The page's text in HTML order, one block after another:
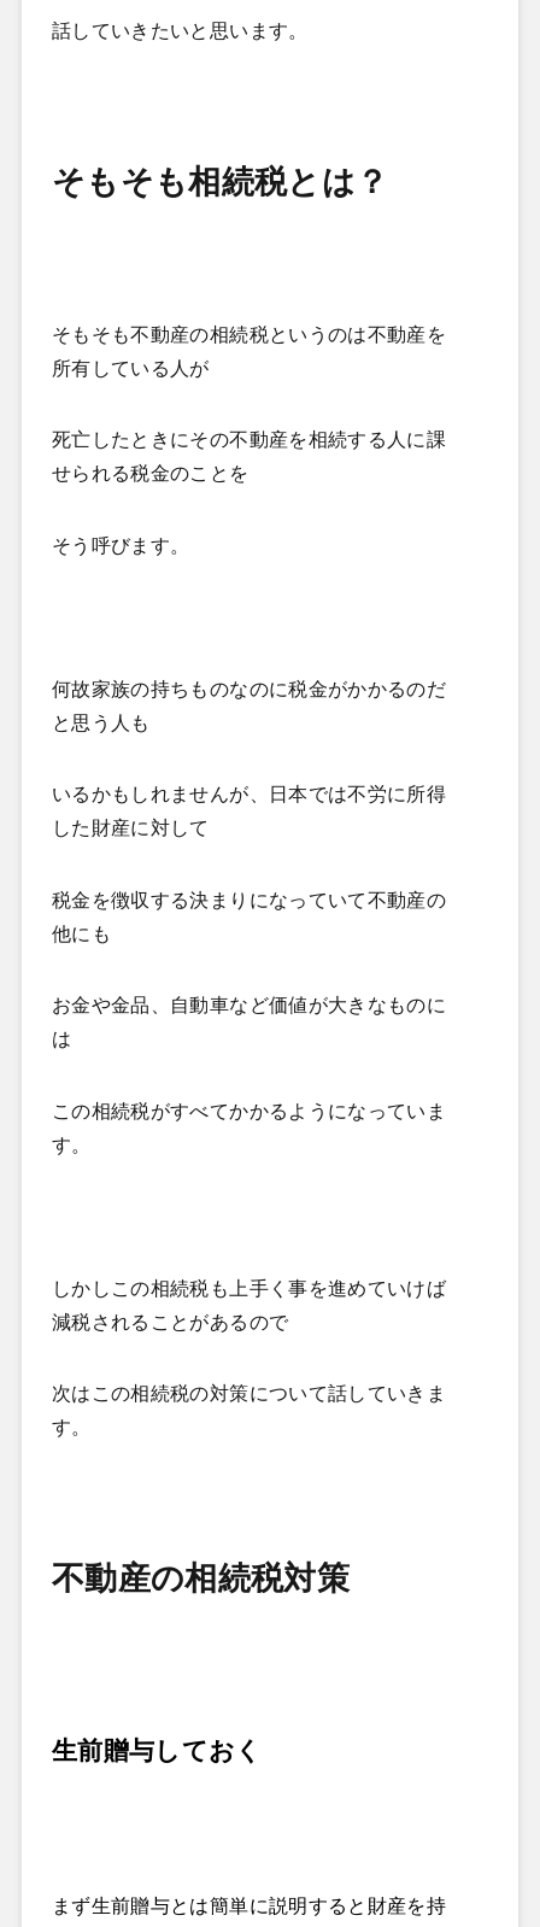
話していきたいと思います。
そもそも相続税とは？
そもそも不動産の相続税というのは不動産を
所有している人が
死亡したときにその不動産を相続する人に課
せられる税金のことを
そう呼びます。
何故家族の持ちものなのに税金がかかるのだ
と思う人も
いるかもしれませんが、日本では不労に所得
した財産に対して
税金を徴収する決まりになっていて不動産の
他にも
お金や金品、自動車など価値が大きなものに
は
この相続税がすべてかかるようになっていま
す。
しかしこの相続税も上手く事を進めていけば
減税されることがあるので
次はこの相続税の対策について話していきま
す。
不動産の相続税対策
生前贈与しておく
まず生前贈与とは簡単に説明すると財産を持